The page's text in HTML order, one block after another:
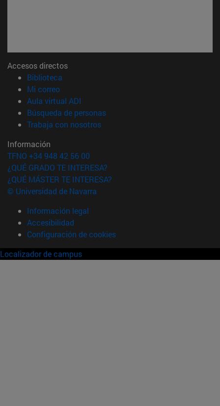
Accesos directos
Biblioteca
Mi correo(abre en nueva ventana)
Aula virtual ADI
Búsqueda de personas(abre en nueva ventana)
Trabaja con nosotros(abre en nueva ventana)
Información
TFNO +34 948 42 56 00
¿QUÉ GRADO TE INTERESA?
¿QUÉ MÁSTER TE INTERESA?
© Universidad de Navarra
Información legal
Accesibilidad
Configuración de cookies
Localizador de campus